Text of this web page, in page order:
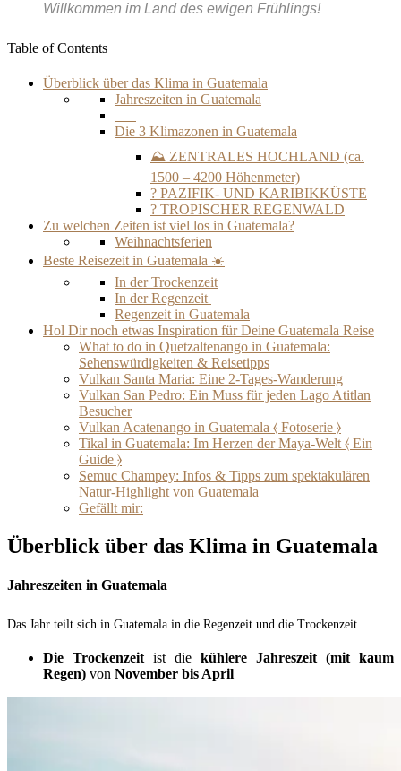
Willkommen im Land des ewigen Frühlings!
Table of Contents
Überblick über das Klima in Guatemala
Jahreszeiten in Guatemala
Die 3 Klimazonen in Guatemala
⛰ ZENTRALES HOCHLAND (ca.
1500 – 4200 Höhenmeter)
? PAZIFIK- UND KARIBIKKÜSTE
? TROPISCHER REGENWALD
Zu welchen Zeiten ist viel los in Guatemala?
Weihnachtsferien
Beste Reisezeit in Guatemala ☀️
In der Trockenzeit
In der Regenzeit
Regenzeit in Guatemala
Hol Dir noch etwas Inspiration für Deine Guatemala Reise
What to do in Quetzaltenango in Guatemala:
Sehenswürdigkeiten & Reisetipps
Vulkan Santa Maria: Eine 2-Tages-Wanderung
Vulkan San Pedro: Ein Muss für jeden Lago Atitlan
Besucher
Vulkan Acatenango in Guatemala ⦑ Fotoserie ⦒
Tikal in Guatemala: Im Herzen der Maya-Welt ⦑ Ein
Guide ⦒
Semuc Champey: Infos & Tipps zum spektakulären
Natur-Highlight von Guatemala
Gefällt mir:
Überblick über das Klima in Guatemala
Jahreszeiten in Guatemala
Das Jahr teilt sich in Guatemala in die Regenzeit und die Trockenzeit.
Die Trockenzeit ist die kühlere Jahreszeit (mit kaum
Regen) von November bis April